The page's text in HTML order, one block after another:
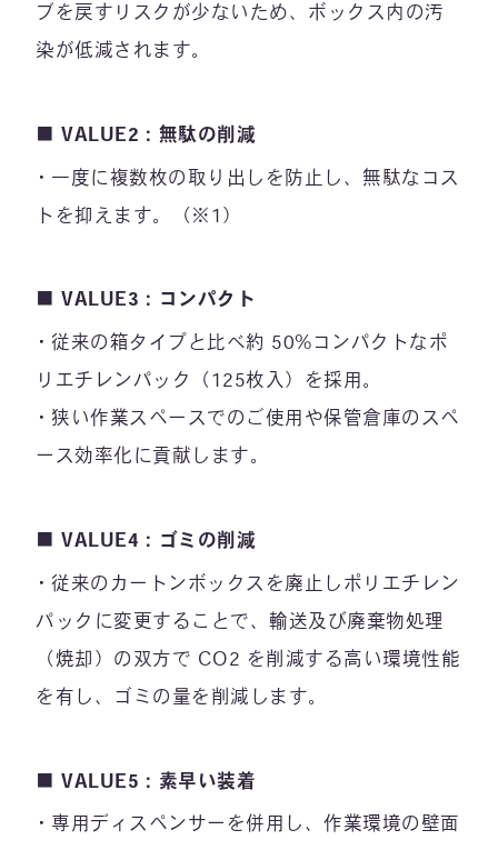
ブを戻すリスクが少ないため、ボックス内の汚
染が低減されます。
■ VALUE2：無駄の削減
一度に複数枚の取り出しを防止し、無駄なコス
トを抑えます。（※1）
■ VALUE3：コンパクト
従来の箱タイプと比べ約 50%コンパクトなポ
リエチレンパック（125枚入）を採用。
狭い作業スペースでのご使用や保管倉庫のスペ
ース効率化に貢献します。
■ VALUE4：ゴミの削減
従来のカートンボックスを廃止しポリエチレン
パックに変更することで、輸送及び廃棄物処理
（焼却）の双方で CO2 を削減する高い環境性能
を有し、ゴミの量を削減します。
■ VALUE5：素早い装着
専用ディスペンサーを併用し、作業環境の壁面